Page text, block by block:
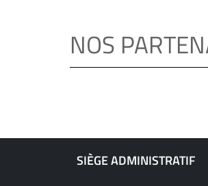
NOS
SIÈGE ADMINISTRATIF